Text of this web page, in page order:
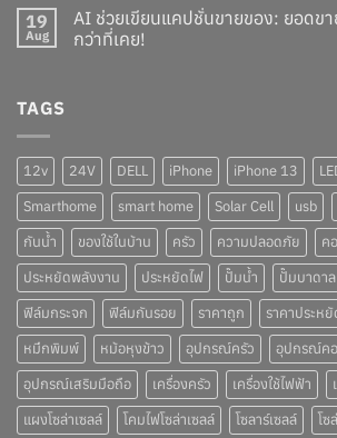
19
Aug
AI ช่วยเขียนแคปชั่นขายของ: ยอดข
กว่าที่เคย!
TAGS
12v 24V DELL iPhone iPhone 13
Smarthome
smart home Solar Cell usb
กันน้ำ
ของใช้ในบ้าน ครัว ความปลอดภัย ค
ประหยัดพลังงาน
ประหยัดไฟ ปั๊มน้ำ ปั๊มบาดาล
ฟิล์มกระจก
ฟิล์มกันรอย ราคาถูก ราคาประหยั
หมึกพิมพ์
หม้อหุงข้าว อุปกรณ์ครัว
อุปกรณ์ค
อุปกรณ์เสริมมือถือ
เครื่องครัว เครื่องใช้ไฟฟ้า
แผงโซล่าเซลล์
โคมไฟโซล่าเซลล์ โซลาร์เซลล์ โซ